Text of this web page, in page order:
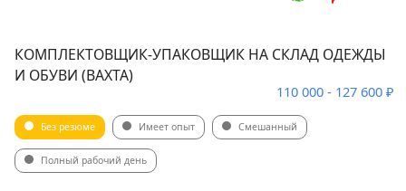
КОМПЛЕКТОВЩИК-УПАКОВЩИК НА СКЛАД ОДЕЖДЫ
И ОБУВИ (ВАХТА)
110 000 - 127 600 ₽
Без резюме Имеет опыт Смешанный
Полный рабочий день